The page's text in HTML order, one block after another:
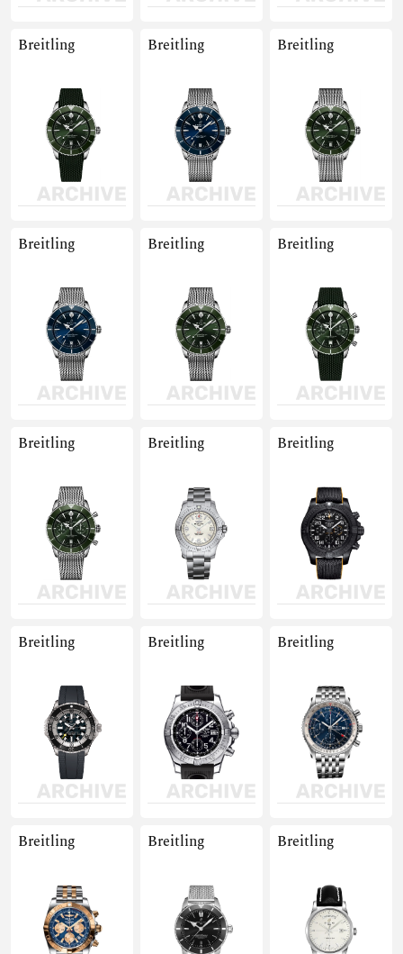
Breitling Breitling Breitling
Breitling Breitling Breitling
Breitling Breitling Breitling
Breitling Breitling Breitling
Breitling Breitling Breitling